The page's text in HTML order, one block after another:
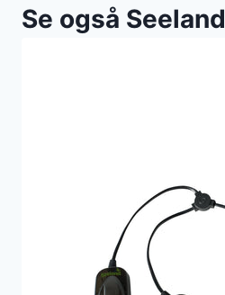
Se også Seeland